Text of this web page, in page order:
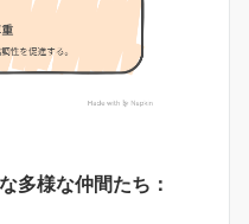
多様な仲間たち：